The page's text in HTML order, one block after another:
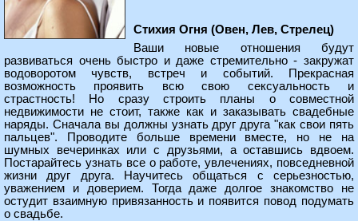
Стихия Огня (Овен, Лев, Стрелец)
Ваши новые отношения будут
развиваться очень быстро и даже стремительно - закружат
водоворотом чувств, встреч и событий. Прекрасная
возможность проявить всю свою сексуальность и
страстность! Но сразу строить планы о совместной
недвижимости не стоит, также как и заказывать свадебные
наряды. Сначала вы должны узнать друг друга "как свои пять
пальцев". Проводите больше времени вместе, но не на
шумных вечеринках или с друзьями, а оставшись вдвоем.
Постарайтесь узнать все о работе, увлечениях, повседневной
жизни друг друга. Научитесь общаться с серьезностью,
уважением и доверием. Тогда даже долгое знакомство не
остудит взаимную привязанность и появится повод подумать
о свадьбе.